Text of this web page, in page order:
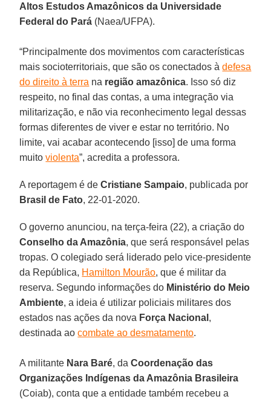
Altos Estudos Amazônicos da Universidade
Federal do Pará (Naea/UFPA).
“Principalmente dos movimentos com características
mais socioterritoriais, que são os conectados àdefesa
do direito à terra na região amazônica. Isso só diz
respeito, no final das contas, a uma integração via
militarização, e não via reconhecimento legal dessas
formas diferentes de viver e estar no território. No
limite, vai acabar acontecendo [isso] de uma forma
muitoviolenta”, acredita a professora.
A reportagem é deCristiane Sampaio, publicada por
Brasil de Fato, 22-01-2020.
O governo anunciou, na terça-feira (22), a criação do
Conselho da Amazônia, que será responsável pelas
tropas. O colegiado será liderado pelo vice-presidente
da República, Hamilton Mourão, que é militar da
reserva. Segundo informações do Ministério do Meio
Ambiente, a ideia é utilizar policiais militares dos
estados nas ações da nova Força Nacional ,
destinada aocombate ao desmatamento.
A militante Nara Baré, daCoordenação das
Organizações Indígenas da Amazônia Brasileira
(Coiab), conta que a entidade também recebeu a